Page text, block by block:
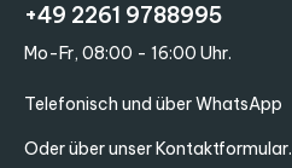
+49 2261 9788995
Mo-Fr, 08:00 - 16:00 Uhr.
Telefonisch und über WhatsApp
Oder über unserKontaktformular.